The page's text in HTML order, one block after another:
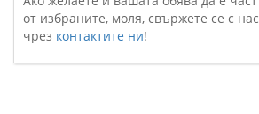
от избраните, моля, свържете се с нас
чрез контактите ни!